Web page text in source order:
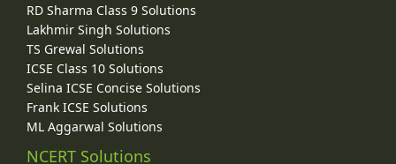
RD Sharma Class 9 Solutions
Lakhmir Singh Solutions
TS Grewal Solutions
ICSE Class 10 Solutions
Selina ICSE Concise Solutions
Frank ICSE Solutions
ML Aggarwal Solutions
NCERT Solutions